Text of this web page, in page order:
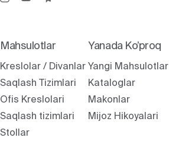
Mahsulotlar
Kreslolar / Divanlar
Saqlash Tizimlari
Ofis Kreslolari
Saqlash tizimlari
Stollar
Yanada Ko’proq
Yangi Mahsulotlar
Kataloglar
Makonlar
Mijoz Hikoyalari